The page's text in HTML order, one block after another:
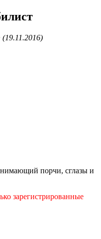
порчи, сглазы и
зарегистрированные